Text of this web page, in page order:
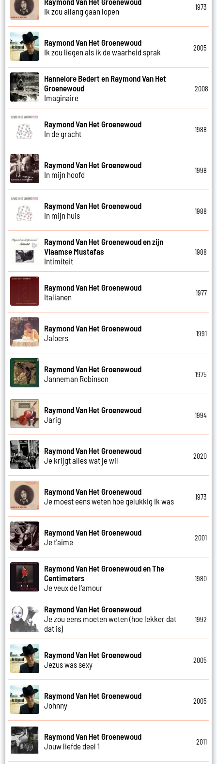
Ik zou allang gaan lopen
1973
Raymond Van Het Groenewoud
Ik zou liegen als ik de waarheid sprak
2005
Hannelore Bedert en Raymond Van Het
Groenewoud
Imaginaire
2008
Raymond Van Het Groenewoud
In de gracht
1988
Raymond Van Het Groenewoud
In mijn hoofd
1998
Raymond Van Het Groenewoud
In mijn huis
1988
Raymond Van Het Groenewoud en zijn
Vlaamse Mustafas
Intimiteit
1988
Raymond Van Het Groenewoud
Italianen
1977
Raymond Van Het Groenewoud
Jaloers
1991
Raymond Van Het Groenewoud
Janneman Robinson
1975
Raymond Van Het Groenewoud
Jarig
1994
Raymond Van Het Groenewoud
Je krijgt alles wat je wil
2020
Raymond Van Het Groenewoud
Je moest eens weten hoe gelukkig ik was
1973
Raymond Van Het Groenewoud
Je t'aime
2001
Raymond Van Het Groenewoud en The
Centimeters
Je veux de l'amour
1980
Raymond Van Het Groenewoud
Je zou eens moeten weten (hoe lekker dat
dat is)
1992
Raymond Van Het Groenewoud
Jezus was sexy
2005
Raymond Van Het Groenewoud
Johnny
2005
Raymond Van Het Groenewoud
Jouw liefde deel 1
2011